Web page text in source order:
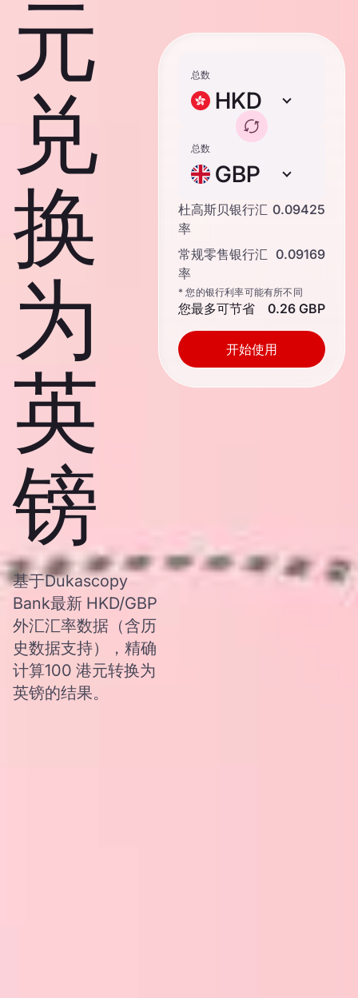
元
兑
换
为
英
镑
基于Dukascopy
Bank最新 HKD/GBP
外汇汇率数据（含历
史数据支持），精确
计算100 港元转换为
英镑的结果。
总数
HKD
总数
GBP
杜高斯贝银行汇
率
0.09425
常规零售银行汇
率
0.09169
* 您的银行利率可能有所不同
您最多可节省 0.26 GBP
开始使用